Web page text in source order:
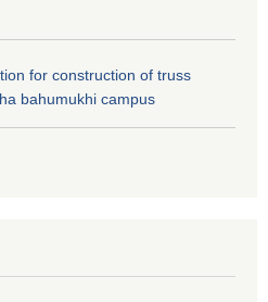
for construction of truss
bahumukhi campus